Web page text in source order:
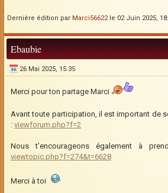
Dernière édition par Marci56622le 02 Juin 2025,
Ebaubie
26 Mai 2025, 15:35
Merci pour ton partage Marci
Avant toute participation, il est important de
: viewforum.php?f=2
Nous t’encourageons également à
viewtopic.php?f=274&t=6628
Merci à toi